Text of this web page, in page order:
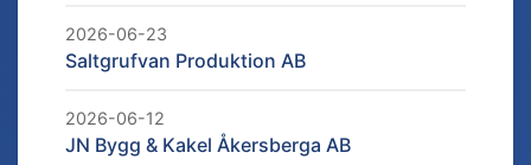
2026-06-23
Saltgrufvan Produktion AB
2026-06-12
JN Bygg & Kakel Åkersberga AB